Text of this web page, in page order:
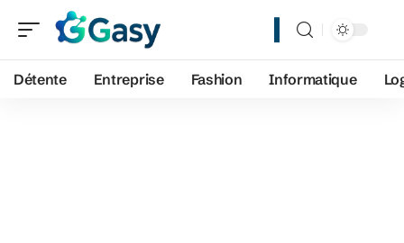
Détente Entreprise Fashion Informatique